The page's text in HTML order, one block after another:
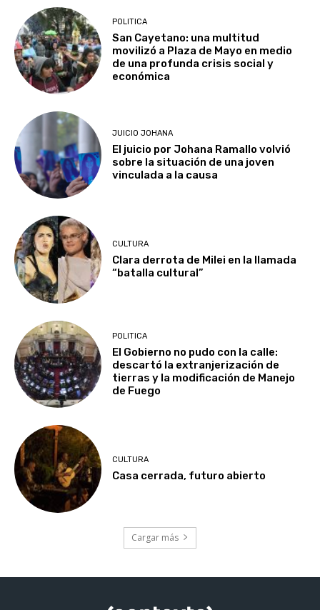
POLITICA
San Cayetano: una multitud
movilizó a Plaza de Mayo en medio
de una profunda crisis social y
económica
JUICIO JOHANA
El juicio por Johana Ramallo volvió
sobre la situación de una joven
vinculada a la causa
CULTURA
Clara derrota de Milei en la llamada
“batalla cultural”
POLITICA
El Gobierno no pudo con la calle:
descartó la extranjerización de
tierras y la modificación de Manejo
de Fuego
CULTURA
Casa cerrada, futuro abierto
Cargar más